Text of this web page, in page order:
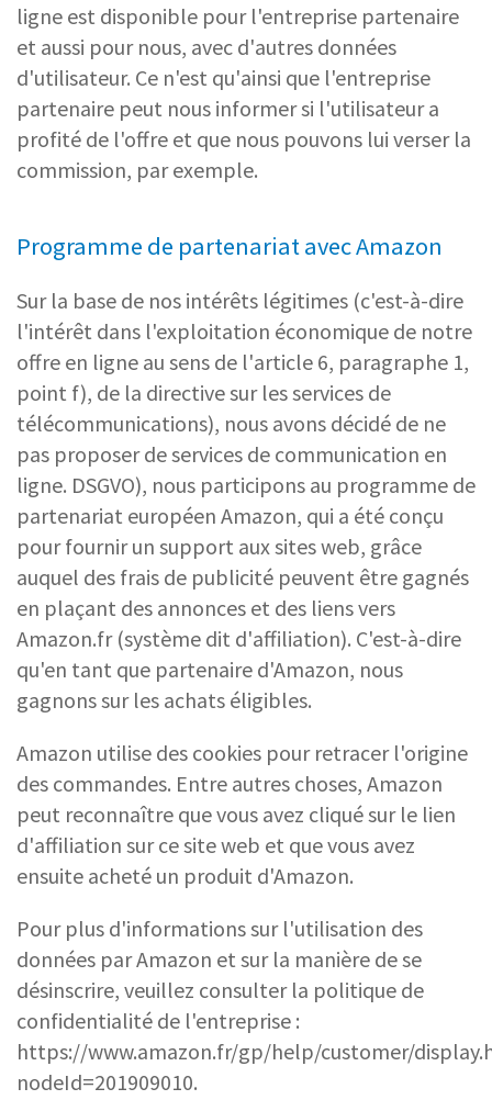
ligne est disponible pour l'entreprise partenaire
et aussi pour nous, avec d'autres données
d'utilisateur. Ce n'est qu'ainsi que l'entreprise
partenaire peut nous informer si l'utilisateur a
profité de l'offre et que nous pouvons lui verser la
commission, par exemple.
Programme de partenariat avec Amazon
Sur la base de nos intérêts légitimes (c'est-à-dire
l'intérêt dans l'exploitation économique de notre
offre en ligne au sens de l'article 6, paragraphe 1,
point f), de la directive sur les services de
télécommunications), nous avons décidé de ne
pas proposer de services de communication en
ligne. DSGVO), nous participons au programme de
partenariat européen Amazon, qui a été conçu
pour fournir un support aux sites web, grâce
auquel des frais de publicité peuvent être gagnés
en plaçant des annonces et des liens vers
Amazon.fr (système dit d'affiliation). C'est-à-dire
qu'en tant que partenaire d'Amazon, nous
gagnons sur les achats éligibles.
Amazon utilise des cookies pour retracer l'origine
des commandes. Entre autres choses, Amazon
peut reconnaître que vous avez cliqué sur le lien
d'affiliation sur ce site web et que vous avez
ensuite acheté un produit d'Amazon.
Pour plus d'informations sur l'utilisation des
données par Amazon et sur la manière de se
désinscrire, veuillez consulter la politique de
confidentialité de l'entreprise :
https://www.amazon.fr/gp/help/customer/
nodeId=201909010.